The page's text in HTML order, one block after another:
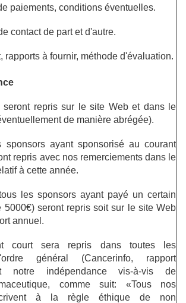
paiements, conditions éventuelles.
contact de part et d'autre.
rapports à fournir, méthode d'évaluation.
seront repris sur le site Web et dans le
de manière abrégée).
ayant sponsorisé au courant
repris avec nos remerciements dans le
à cette année.
les sponsors ayant payé un certain
5000€) seront repris soit sur le site Web
annuel.
court sera repris dans toutes les
général (Cancerinfo, rapport
notre indépendance vis-à-vis de
comme suit: «Tous nos
à la règle éthique de non